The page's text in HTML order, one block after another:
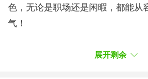
色，无论是职场还是闲暇，都能从
气！
简简单单的设计与配色，冷淡成熟
展开剩余